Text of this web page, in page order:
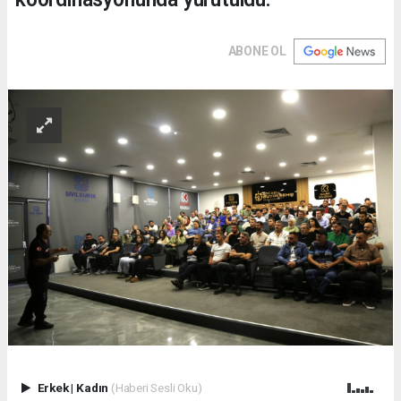
ABONE OL
Erkek| Kadın (Haberi Sesli Oku)